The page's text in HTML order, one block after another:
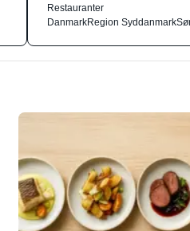
Restauranter
DanmarkRegion Syddanmark